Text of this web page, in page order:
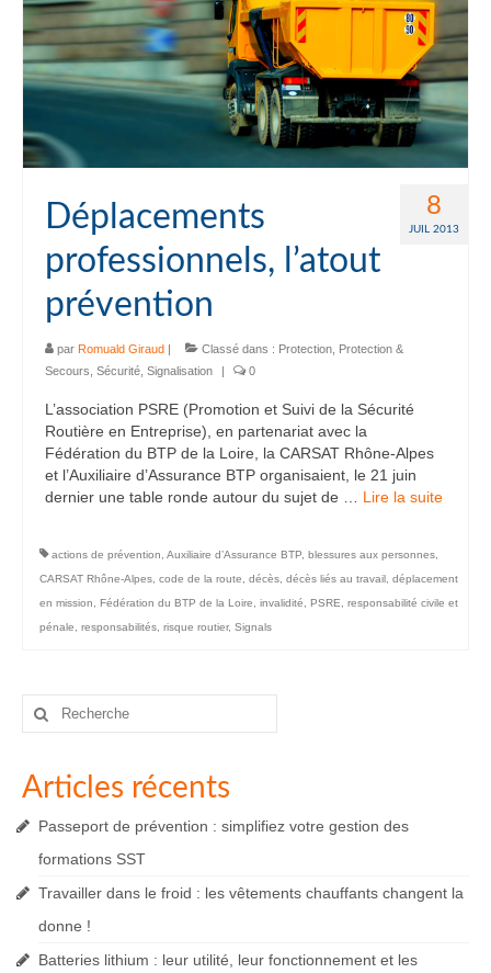
8
JUIL 2013
Déplacements
professionnels, l’atout
prévention
par Romuald Giraud Classé dans : Protection, Protection &
Secours, Sécurité, Signalisation 0
L’association PSRE (Promotion et Suivi de la Sécurité
Routière en Entreprise), en partenariat avec la
Fédération du BTP de la Loire, la CARSAT Rhône-Alpes
et l’Auxiliaire d’Assurance BTP organisaient, le 21 juin
dernier une table ronde autour du sujet de … Lire la suite­­
actions de prévention, Auxiliaire d’Assurance BTP, blessures aux personnes,
CARSAT Rhône-Alpes, code de la route, décès, décès liés au travail , déplacement
en mission, Fédération du BTP de la Loire, invalidité, PSRE, responsabilité civile et
pénale, responsabilités, risque routier, Signals
Rechercher
Articles récents
Passeport de prévention : simplifiez votre gestion des
formations SST
Travailler dans le froid : les vêtements chauffants changent la
donne !
Batteries lithium : leur utilité, leur fonctionnement et les